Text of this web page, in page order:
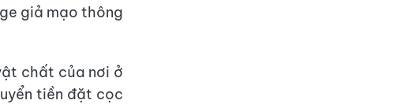
giả mạo thông
chất của nơi ở
tiền đặt cọc